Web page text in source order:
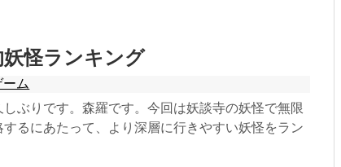
怪ランキング
ーム
ぶりです。森羅です。今回は妖談寺の妖怪で無限
るにあたって、より深層に行きやすい妖怪をラン